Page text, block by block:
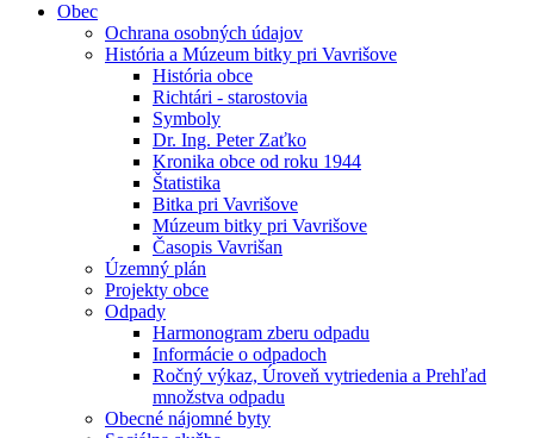
Obec
Ochrana osobných údajov
História a Múzeum bitky pri Vavrišove
História obce
Richtári - starostovia
Symboly
Dr. Ing. Peter Zaťko
Kronika obce od roku 1944
Štatistika
Bitka pri Vavrišove
Múzeum bitky pri Vavrišove
Časopis Vavrišan
Územný plán
Projekty obce
Odpady
Harmonogram zberu odpadu
Informácie o odpadoch
Ročný výkaz, Úroveň vytriedenia a Prehľad
množstva odpadu
Obecné nájomné byty